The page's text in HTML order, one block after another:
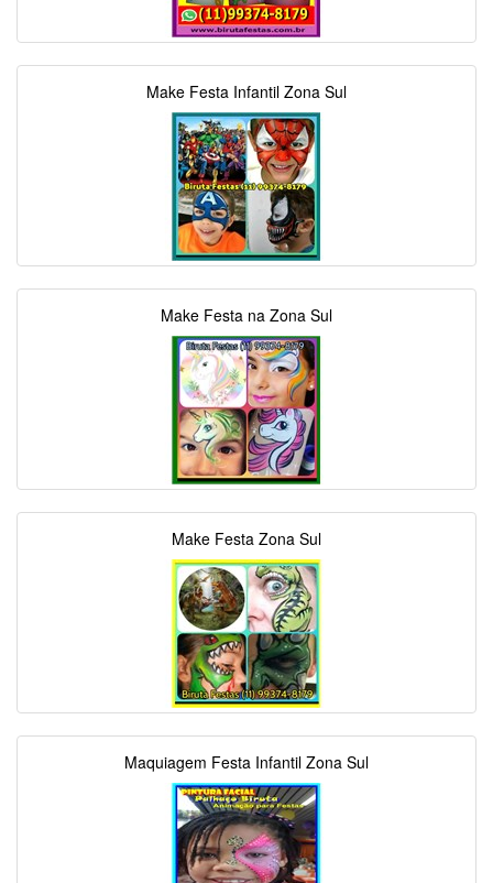
Make Festa Infantil Zona Sul
Make Festa na Zona Sul
Make Festa Zona Sul
Maquiagem Festa Infantil Zona Sul